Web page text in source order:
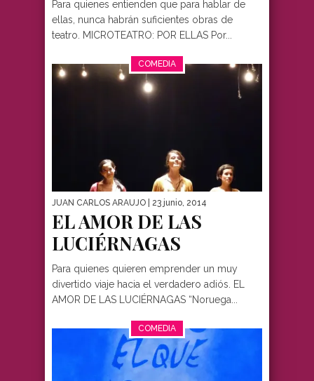
Para quienes entienden que para hablar de
ellas, nunca habrán suficientes obras de
teatro. MICROTEATRO: POR ELLAS Por...
COMEDIA
JUAN CARLOS ARAUJO | 23 junio, 2014
EL AMOR DE LAS
LUCIÉRNAGAS
Para quienes quieren emprender un muy
divertido viaje hacia el verdadero adiós. EL
AMOR DE LAS LUCIÉRNAGAS “Noruega...
COMEDIA